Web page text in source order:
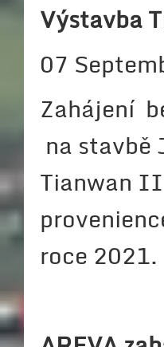
Výstavba
07
Zahájení
na stavbě
Tianwan
roce 2021.